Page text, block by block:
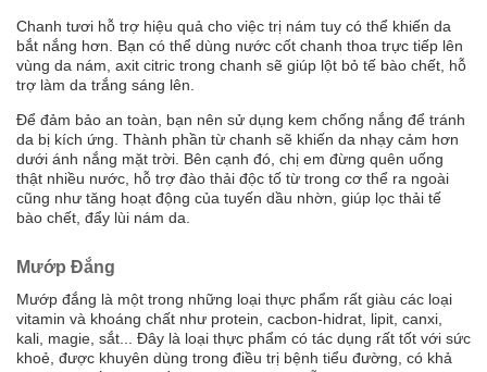
Chanh tươi hỗ trợ hiệu quả cho việc trị nám tuy có thể khiến da
bắt nắng hơn. Bạn có thể dùng nước cốt chanh thoa trực tiếp lên
vùng da nám, axit citric trong chanh sẽ giúp lột bỏ tế bào chết, hỗ
trợ làm da trắng sáng lên.
Để đảm bảo an toàn, bạn nên sử dụng kem chống nắng để tránh
da bị kích ứng. Thành phần từ chanh sẽ khiến da nhạy cảm hơn
dưới ánh nắng mặt trời. Bên cạnh đó, chị em đừng quên uống
thật nhiều nước, hỗ trợ đào thải độc tố từ trong cơ thể ra ngoài
cũng như tăng hoạt động của tuyến dầu nhờn, giúp lọc thải tế
bào chết, đẩy lùi nám da.
Mướp Đắng
Mướp đắng là một trong những loại thực phẩm rất giàu các loại
vitamin và khoáng chất như protein, cacbon-hidrat, lipit, canxi,
kali, magie, sắt... Đây là loại thực phẩm có tác dụng rất tốt với sức
khoẻ, được khuyên dùng trong điều trị bệnh tiểu đường, có khả